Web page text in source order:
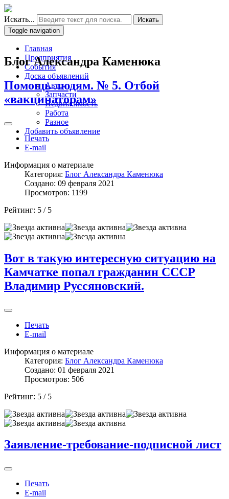
Искать...
Искать
Toggle navigation
Главная
Предприятия
События
Доска объявлений
Авто
Запчасти
Недвижимость
Работа
Разное
Добавить объявление
Блог Александра Каменюка
Помощь людям. № 5. Отбой
«вакцинаторам»
Печать
E-mail
Информация о материале
Категория: Блог Александра Каменюка
Создано: 09 февраля 2021
Просмотров: 1199
Рейтинг: 5 / 5
Вот в такую интересную ситуацию на
Камчатке попал гражданин СССР
Владимир Руссяновский.
Печать
E-mail
Информация о материале
Категория: Блог Александра Каменюка
Создано: 01 февраля 2021
Просмотров: 506
Рейтинг: 5 / 5
Заявление-требование-подписной лист
Печать
E-mail